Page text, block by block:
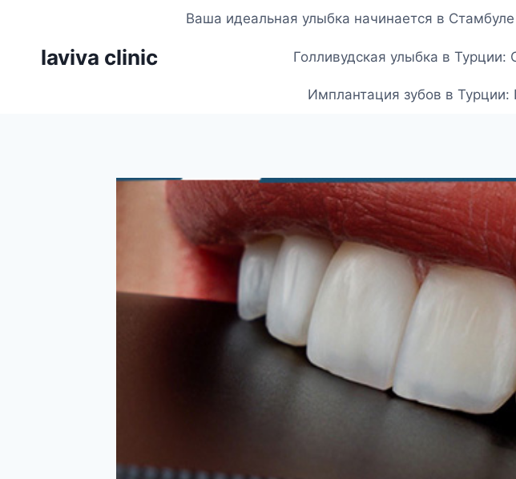
содержимому
laviva clinic
Ваша идеальная улыбка начинается в Стамбуле
Голливудская улыбка в
Имплантация зубов в